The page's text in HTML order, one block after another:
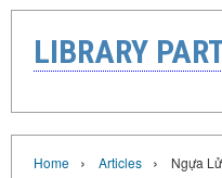
LIBRARY
Home › Articles › Ngựa